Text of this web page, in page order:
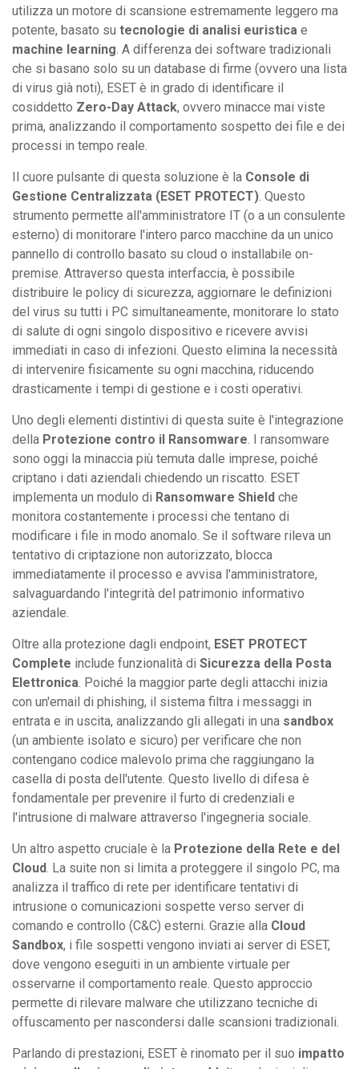
utilizza un motore di scansione estremamente leggero ma
potente, basato su tecnologie di analisi euristica e
machine learning. A differenza dei software tradizionali
che si basano solo su un database di firme (ovvero una lista
di virus già noti), ESET è in grado di identificare il
cosiddetto Zero-Day Attack, ovvero minacce mai viste
prima, analizzando il comportamento sospetto dei file e dei
processi in tempo reale.
Il cuore pulsante di questa soluzione è la Console di
Gestione Centralizzata (ESET PROTECT). Questo
strumento permette all'amministratore IT (o a un consulente
esterno) di monitorare l'intero parco macchine da un unico
pannello di controllo basato su cloud o installabile on-
premise. Attraverso questa interfaccia, è possibile
distribuire le policy di sicurezza, aggiornare le definizioni
del virus su tutti i PC simultaneamente, monitorare lo stato
di salute di ogni singolo dispositivo e ricevere avvisi
immediati in caso di infezioni. Questo elimina la necessità
di intervenire fisicamente su ogni macchina, riducendo
drasticamente i tempi di gestione e i costi operativi.
Uno degli elementi distintivi di questa suite è l'integrazione
della Protezione contro il Ransomware. I ransomware
sono oggi la minaccia più temuta dalle imprese, poiché
criptano i dati aziendali chiedendo un riscatto. ESET
implementa un modulo di Ransomware Shield che
monitora costantemente i processi che tentano di
modificare i file in modo anomalo. Se il software rileva un
tentativo di criptazione non autorizzato, blocca
immediatamente il processo e avvisa l'amministratore,
salvaguardando l'integrità del patrimonio informativo
aziendale.
Oltre alla protezione dagli endpoint, ESET PROTECT
Complete include funzionalità di Sicurezza della Posta
Elettronica. Poiché la maggior parte degli attacchi inizia
con un'email di phishing, il sistema filtra i messaggi in
entrata e in uscita, analizzando gli allegati in una sandbox
(un ambiente isolato e sicuro) per verificare che non
contengano codice malevolo prima che raggiungano la
casella di posta dell'utente. Questo livello di difesa è
fondamentale per prevenire il furto di credenziali e
l'intrusione di malware attraverso l'ingegneria sociale.
Un altro aspetto cruciale è la Protezione della Rete e del
Cloud. La suite non si limita a proteggere il singolo PC, ma
analizza il traffico di rete per identificare tentativi di
intrusione o comunicazioni sospette verso server di
comando e controllo (C&C) esterni. Grazie alla Cloud
Sandbox, i file sospetti vengono inviati ai server di ESET,
dove vengono eseguiti in un ambiente virtuale per
osservarne il comportamento reale. Questo approccio
permette di rilevare malware che utilizzano tecniche di
offuscamento per nascondersi dalle scansioni tradizionali.
Parlando di prestazioni, ESET è rinomato per il suo impatto